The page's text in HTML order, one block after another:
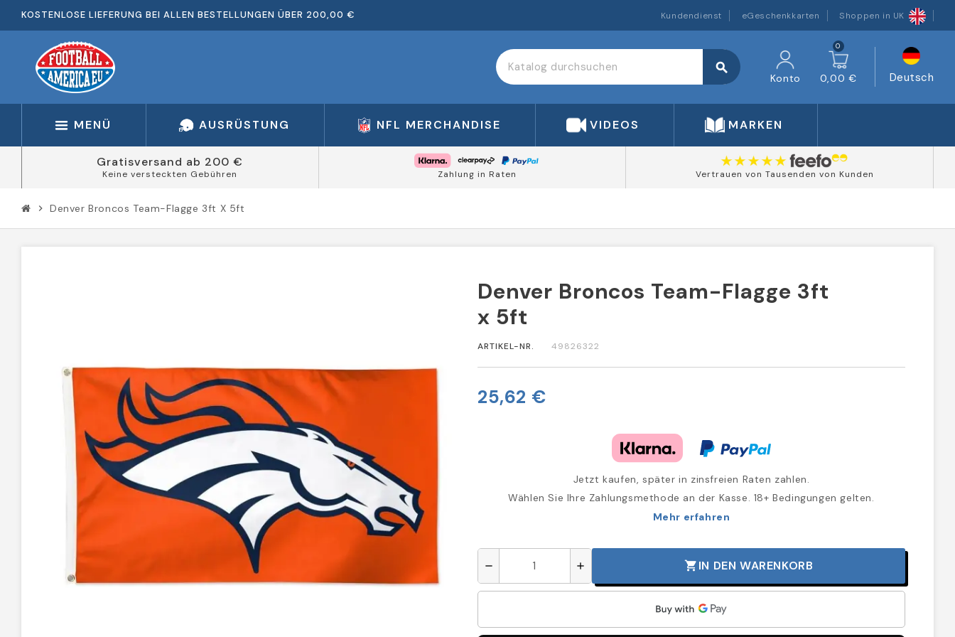
KOSTENLOSE LIEFERUNG BEI ALLEN BESTELLUNGEN ÜBER 200,00 € Kundendienst eGeschenkkarten Shoppen in UK
search
Konto
0
0,00 € Deutsch
MENÜ AUSRÜSTUNG NFL MERCHANDISE VIDEOS MARKEN
Gratisversand ab 200 €
Keine versteckten Gebühren Zahlung in Raten Vertrauen von Tausenden von Kunden
chevron_right Denver Broncos Team-Flagge 3ft X 5ft
Denver Broncos Team-Flagge 3ft
x 5ft
ARTIKEL-NR. 49826322
25,62 €
Jetzt kaufen, später in zinsfreien Raten zahlen.
Wählen Sie Ihre Zahlungsmethode an der Kasse. 18+ Bedingungen gelten.
Mehr erfahren
remove add shopping_cart IN DEN WARENKORB